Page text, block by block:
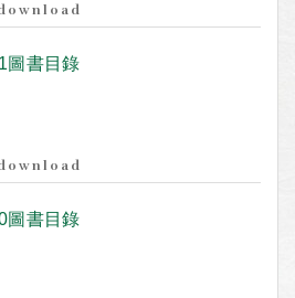
圖書目錄
圖書目錄